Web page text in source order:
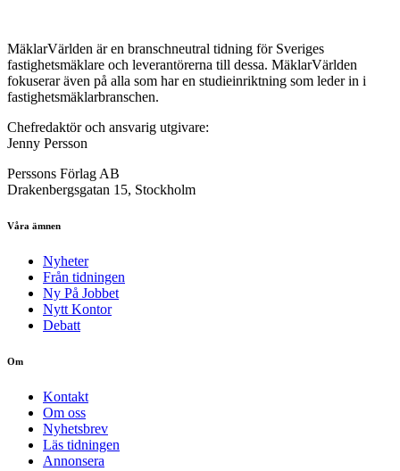
MäklarVärlden är en branschneutral tidning för Sveriges
fastighetsmäklare och leverantörerna till dessa. MäklarVärlden
fokuserar även på alla som har en studieinriktning som leder in i
fastighetsmäklarbranschen.
Chefredaktör och ansvarig utgivare:
Jenny Persson
Perssons Förlag AB
Drakenbergsgatan 15, Stockholm
Våra ämnen
Nyheter
Från tidningen
Ny På Jobbet
Nytt Kontor
Debatt
Om
Kontakt
Om oss
Nyhetsbrev
Läs tidningen
Annonsera